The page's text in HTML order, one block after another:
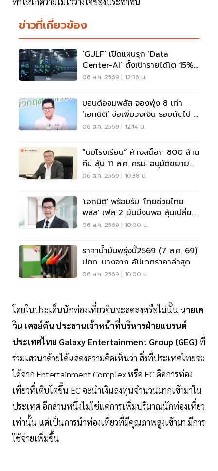
ข่าวที่เกี่ยวข้อง
‘GULF’ เปิดแผนรุก ‘Data
Center-AI’ ตั้งเป้ารายได้โต 15%
เดินหน้าลงทุนยุโรป
06 ส.ค. 2569 | 12:36 น.
บอนด์ออมพลัส จองพุ่ง 8 เท่า
‘เอกนิติ’ จ่อเพิ่มวงเงิน รอบถัดไป 4
ก.ย.นี้
06 ส.ค. 2569 | 12:14 น.
“นมโรงเรียน” ค้างสต็อก 800 ล้าน
คืบ ลุ้น 11 ส.ค. ครม. อนุมัติขยาย
ถึง ม.3
06 ส.ค. 2569 | 10:38 น.
'เอกนิติ' พร้อมรับ 'ไทยช่วยไทย
พลัส' เฟส 2 ยันมีงบพอ ลุ้นเปลี่ยน
สูตรคืน 'คนละครึ่ง'
06 ส.ค. 2569 | 10:00 น.
ราคาน้ำมันพรุ่งนี้2569 (7 ส.ค. 69)
ปตท. บางจาก อัปเดตราคาล่าสุด
06 ส.ค. 2569 | 10:00 น.
โดยในประเด็นนักท่องเที่ยวจีนจะลดลงหรือไม่นั้น นายเค
วิน เคลย์ตัน ประธานเจ้าหน้าที่บริหารฝ่ายแบรนด์
ประเทศไทย Galaxy Entertainment Group (GEG) ที่
ร่วมเสวนาด้วยได้แสดงความคิดเห็นว่า สิ่งที่ประเทศไทยจะ
ได้จาก Entertainment Complex หรือ EC คือการท่อง
เที่ยวที่เติบโตขึ้น EC จะนำเงินลงทุนจำนวนมากเข้ามาใน
ประเทศ อีกส่วนหนึ่งไม่ใช่แค่การเพิ่มปริมาณนักท่องเที่ยว
เท่านั้น แต่เป็นการนำท่องเที่ยวที่มีคุณภาพสูงเข้ามา มีการ
ใช้จ่ายเพิ่มขึ้น